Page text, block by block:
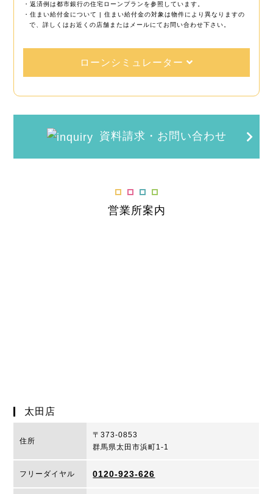
・返済例は都市銀行の住宅ローンプランを参照しています。
・住まい給付金について | 住まい給付金の対象は物件により異なりますの
で、詳しくはお近くの店舗またはメールにてお問い合わせ下さい。
ローンシミュレーター
資料請求・お問い合わせ
営業所案内
太田店
住所
〒373-0853
群馬県太田市浜町1-1
フリーダイヤル 0120-923-626